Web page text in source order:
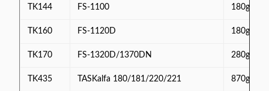
TK144 FS-1100 180g
TK160 FS-1120D 180g
TK170 FS-1320D/1370DN 280g
TK435 TASKalfa 180/181/220/221 870g